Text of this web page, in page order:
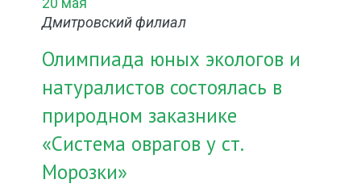
Дмитровский филиал
Олимпиада юных экологов и
натуралистов состоялась в
природном заказнике
«Система оврагов у ст.
Морозки»